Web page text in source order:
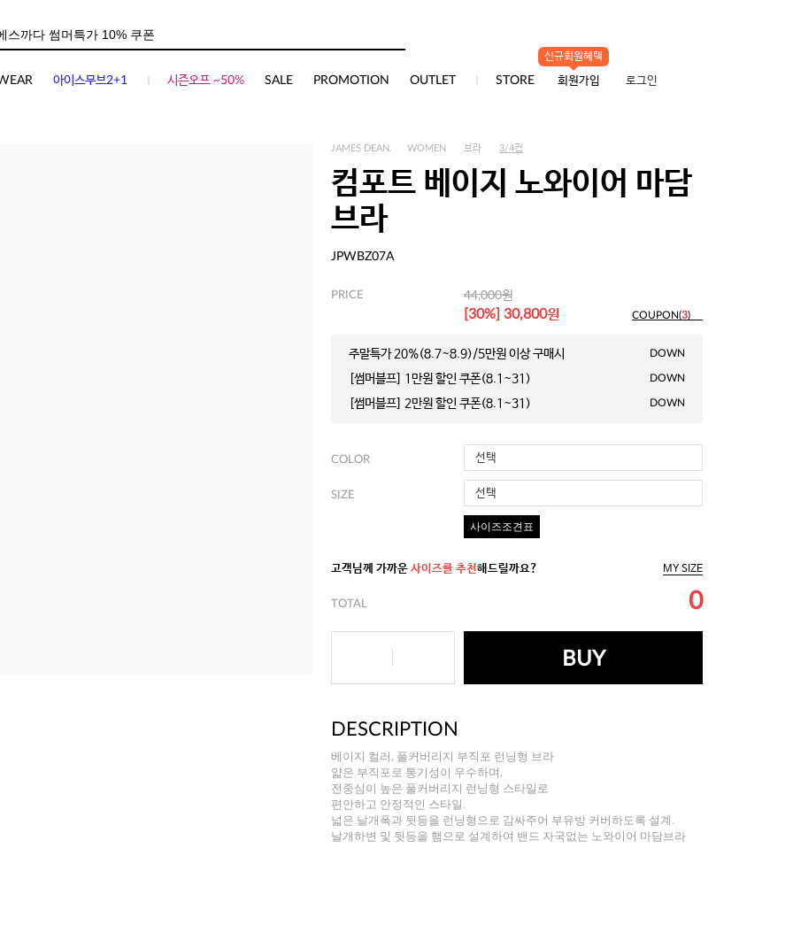
아이스무브2+1 시즌오프 ~50% SALE PROMOTION OUTLET STORE
신규회원혜택
회원가입 로그인
JAMES DEAN. WOMEN 브라 3/4컵
컴포트 베이지 노와이어 마담
브라
JPWBZ07A
PRICE 44,000원
[30%] 30,800원 COUPON(3)
주말특가 20%(8.7~8.9)/5만원 이상 구매시 DOWN
[썸머블프] 1만원 할인 쿠폰(8.1~31) DOWN
[썸머블프] 2만원 할인 쿠폰(8.1~31) DOWN
COLOR 선택
SIZE 선택
사이즈조견표
고객님께 가까운 사이즈를 추천해드릴까요? MY SIZE
TOTAL 0
BUY
DESCRIPTION
베이지 컬러, 풀커버리지 부직포 런닝형 브라
얇은 부직포로 통기성이 우수하며,
전중심이 높은 풀커버리지 런닝형 스타일로
편안하고 안정적인 스타일.
넓은 날개폭과 뒷등을 런닝형으로 감싸주어 부유방 커버하도록 설계.
날개하변 및 뒷등을 햄으로 설계하여 밴드 자국없는 노와이어 마담브라